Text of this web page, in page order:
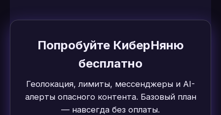
Попробуйте КиберНяню
бесплатно
Геолокация, лимиты, мессенджеры и AI-
алерты опасного контента. Базовый план
— навсегда без оплаты.